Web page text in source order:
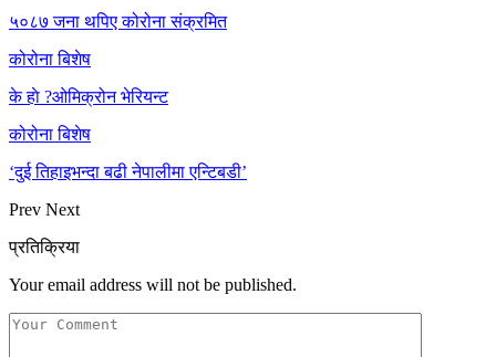
५०८७ जना थपिए कोरोना संक्रमित
कोरोना बिशेष
के हाे ?ओमिक्रोन भेरियन्ट
कोरोना बिशेष
‘दुई तिहाइभन्दा बढी नेपालीमा एन्टिबडी’
Prev Next
प्रतिक्रिया
Your email address will not be published.